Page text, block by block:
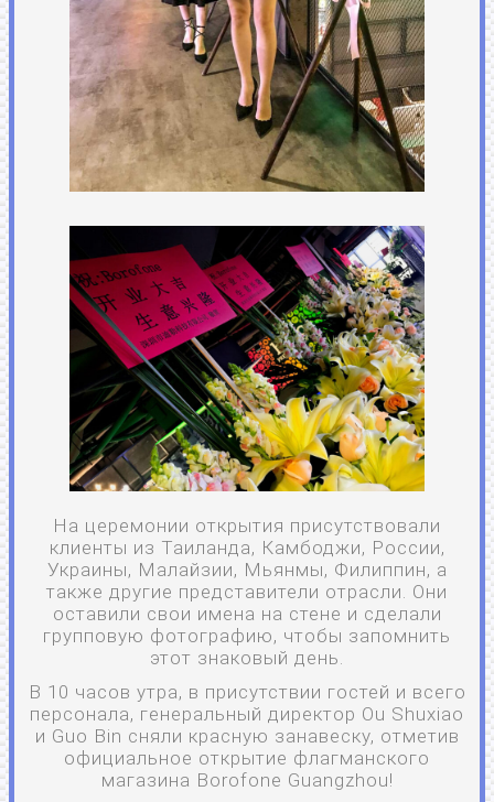
На церемонии открытия присутствовали
клиенты из Таиланда, Камбоджи, России,
Украины, Малайзии, Мьянмы, Филиппин, а
также другие представители отрасли. Они
оставили свои имена на стене и сделали
групповую фотографию, чтобы запомнить
этот знаковый день.
В 10 часов утра, в присутствии гостей и всего
персонала, генеральный директор Ou Shuxiao
и Guo Bin сняли красную занавеску, отметив
официальное открытие флагманского
магазина Borofone Guangzhou!